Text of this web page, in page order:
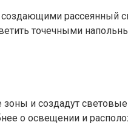
рассеянный
точечными
и создадут
о освещении и